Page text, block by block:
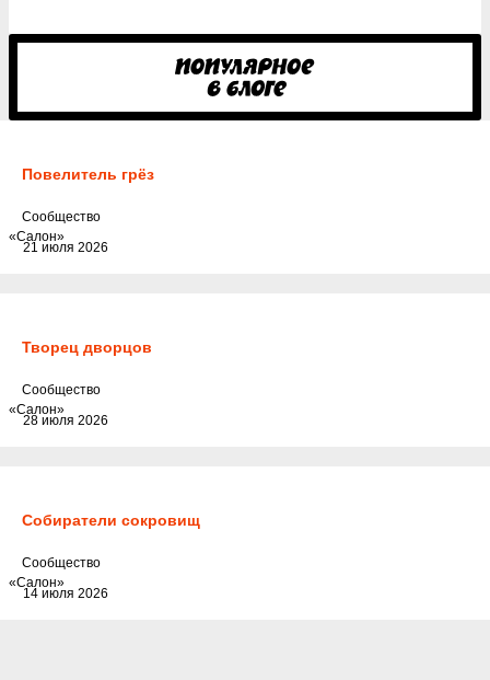
Повелитель грёз
21 июля 2026
Cообщество
«Салон»
Творец дворцов
28 июля 2026
Cообщество
«Салон»
Собиратели сокровищ
14 июля 2026
Cообщество
«Салон»